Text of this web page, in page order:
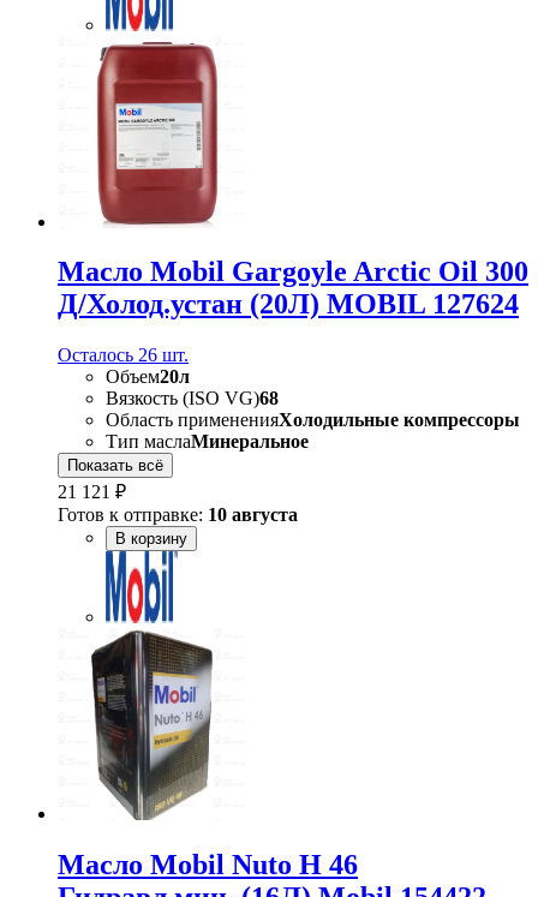
Масло Mobil Gargoyle Arctic Oil 300
Д/Холод.устан (20Л) MOBIL 127624
Осталось 26 шт.
Объем20л
Вязкость (ISO VG)68
Область примененияХолодильные компрессоры
Тип маслаМинеральное
Показать всё
21 121 ₽
Готов к отправке: 10 августа
В корзину
Масло Mobil Nuto H 46